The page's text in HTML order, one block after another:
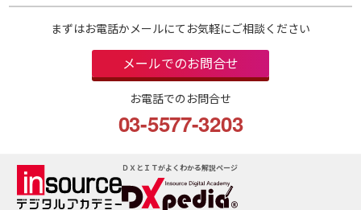
まずはお電話かメールにてお気軽にご相談ください
メールでのお問合せ
お電話でのお問合せ
03-5577-3203
ＤＸとＩＴがよくわかる解説ページ